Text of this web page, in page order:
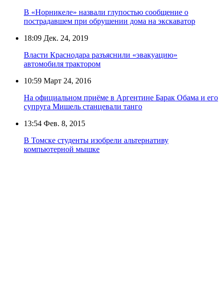
В «Норникеле» назвали глупостью сообщение о
пострадавшем при обрушении дома на экскаватор
18:09 Дек. 24, 2019
Власти Краснодара разъяснили «эвакуацию»
автомобиля трактором
10:59 Март 24, 2016
На официальном приёме в Аргентине Барак Обама и его
супруга Мишель станцевали танго
13:54 Фев. 8, 2015
В Томске студенты изобрели альтернативу
компьютерной мышке